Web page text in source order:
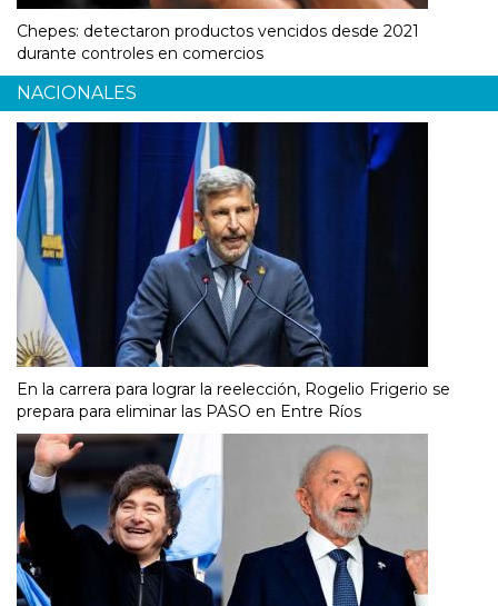
Chepes: detectaron productos vencidos desde 2021
durante controles en comercios
NACIONALES
En la carrera para lograr la reelección, Rogelio Frigerio se
prepara para eliminar las PASO en Entre Ríos